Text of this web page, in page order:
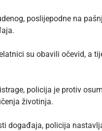
poslijepodne na
su obavili očevid, a
policija je protiv
životinja.
događaja, policija